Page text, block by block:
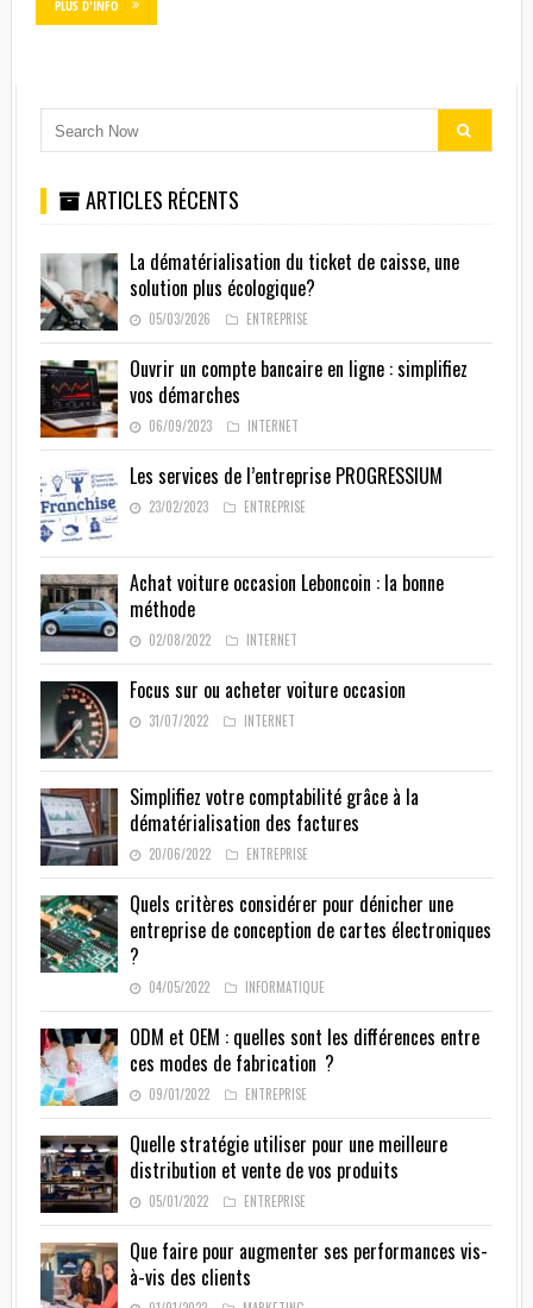
PLUS D'INFO
ARTICLES RÉCENTS
La dématérialisation du ticket de caisse, une
solution plus écologique?
05/03/2026 ENTREPRISE
Ouvrir un compte bancaire en ligne : simplifiez
vos démarches
06/09/2023 INTERNET
Les services de l’entreprise PROGRESSIUM
23/02/2023 ENTREPRISE
Achat voiture occasion Leboncoin : la bonne
méthode
02/08/2022 INTERNET
Focus sur ou acheter voiture occasion
31/07/2022 INTERNET
Simplifiez votre comptabilité grâce à la
dématérialisation des factures
20/06/2022 ENTREPRISE
Quels critères considérer pour dénicher une
entreprise de conception de cartes électroniques
?
04/05/2022 INFORMATIQUE
ODM et OEM : quelles sont les différences entre
ces modes de fabrication ?
09/01/2022 ENTREPRISE
Quelle stratégie utiliser pour une meilleure
distribution et vente de vos produits
05/01/2022 ENTREPRISE
Que faire pour augmenter ses performances vis-
à-vis des clients